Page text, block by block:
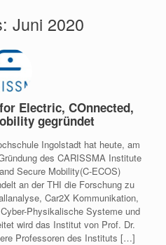
Juni 2020
Electric, COnnected,
gegründet
Ingolstadt hat heute, am
des CARISSMA Institute
Secure Mobility(C-ECOS)
an der THI die Forschung zu
Car2X Kommunikation,
Physikalische Systeme und
wird das Institut von Prof. Dr.
Professoren des Instituts […]